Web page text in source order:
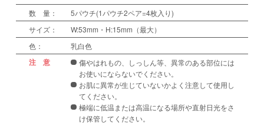
数 量：
5パウチ(1パウチ2ペア=4枚入り)
サイズ：
W:53mm・H:15mm（最大）
色：
乳白色
注 意
傷やはれもの、しっしん等、異常のある部位には
お使いにならないでください。
お肌に異常が生じていないかよく注意して使用し
てください。
極端に低温または高温になる場所や直射日光をさ
け保管してください。